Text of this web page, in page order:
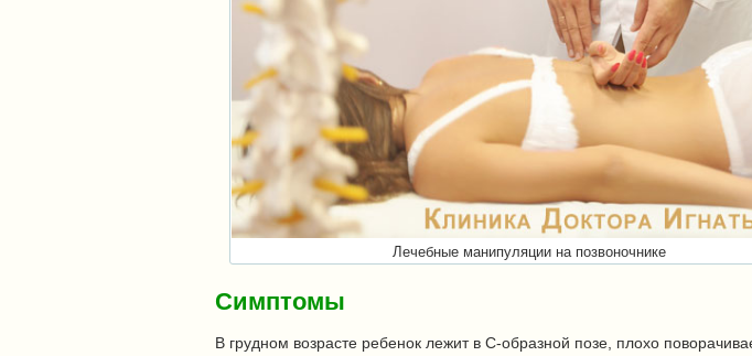
Лечебные манипуляции на позвоночнике
Симптомы
В грудном возрасте ребенок лежит в С-образной позе, плохо